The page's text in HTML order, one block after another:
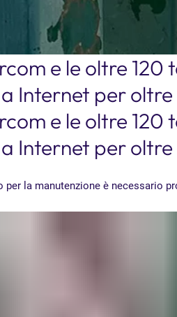
e le oltre
Internet per
e le oltre
Internet per
la manutenzione è necessario